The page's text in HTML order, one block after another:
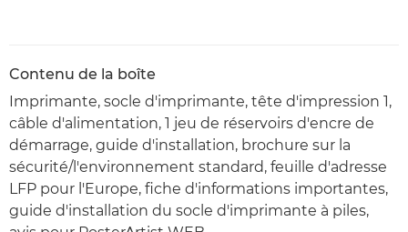
Contenu de la boîte
Imprimante, socle d'imprimante, tête d'impression 1,
câble d'alimentation, 1 jeu de réservoirs d'encre de
démarrage, guide d'installation, brochure sur la
sécurité/l'environnement standard, feuille d'adresse
LFP pour l'Europe, fiche d'informations importantes,
guide d'installation du socle d'imprimante à piles,